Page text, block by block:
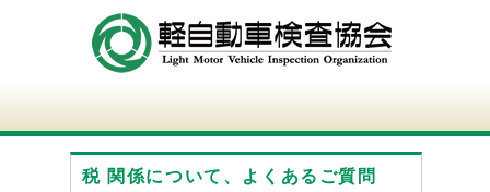
税 関係について、よくあるご質問